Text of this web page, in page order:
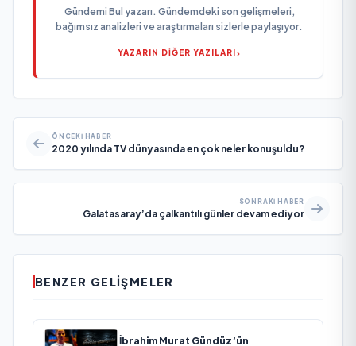
Gündemi Bul yazarı. Gündemdeki son gelişmeleri,
bağımsız analizleri ve araştırmaları sizlerle paylaşıyor.
YAZARIN DİĞER YAZILARI
ÖNCEKI HABER
2020 yılında TV dünyasında en çok neler konuşuldu?
SONRAKI HABER
Galatasaray’da çalkantılı günler devam ediyor
BENZER GELIŞMELER
İbrahim Murat Gündüz’ün